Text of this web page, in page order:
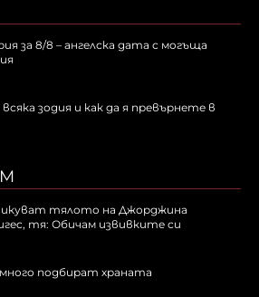
за 8/8 – ангелска дата с могъща
зодия и как да я превърнете в
тялото на Джорджина
тя: Обичам извивките си
подбират храната